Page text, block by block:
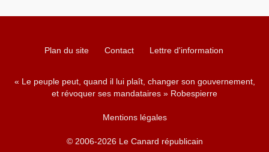
Plan du site Contact Lettre d'information
« Le peuple peut, quand il lui plaît, changer son gouvernement,
et révoquer ses mandataires » Robespierre
Mentions légales
© 2006-2026 Le Canard républicain